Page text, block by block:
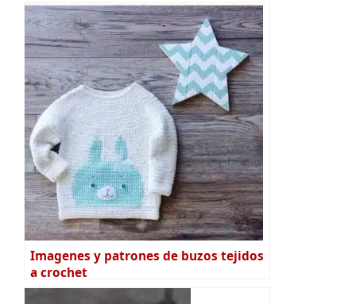
Imagenes y patrones de buzos tejidos
a crochet